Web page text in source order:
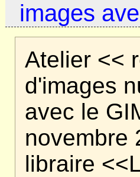
images
Atelier <<
d'images
avec le
novembre
libraire